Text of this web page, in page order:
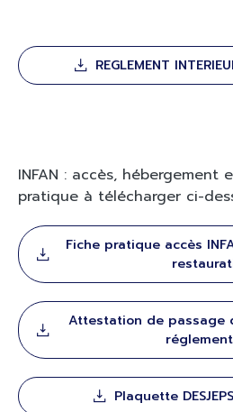
REGLEMENT
INFAN : accès, hébergement
pratique à télécharger ci-
Fiche pratique accès
Attestation de passage
Plaquette